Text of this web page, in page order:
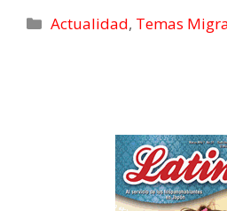
lluvia en Shikoku
Actualidad, Temas